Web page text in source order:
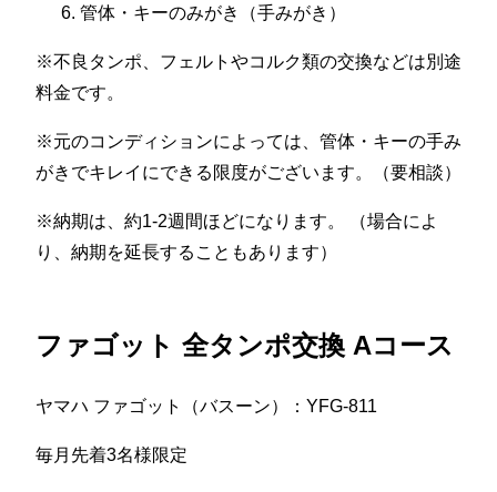
管体・キーのみがき（手みがき）
※不良タンポ、フェルトやコルク類の交換などは別途
料金です。
※元のコンディションによっては、管体・キーの手み
がきでキレイにできる限度がございます。（要相談）
※納期は、約1-2週間ほどになります。 （場合によ
り、納期を延長することもあります）
ファゴット 全タンポ交換 Aコース
ヤマハ ファゴット（バスーン）：YFG-811
毎月先着3名様限定